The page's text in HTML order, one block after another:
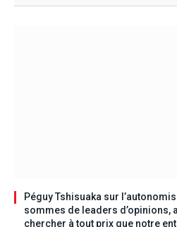
Péguy Tshisuaka sur
sommes de leaders d’opinions,
chercher à tout prix que notre